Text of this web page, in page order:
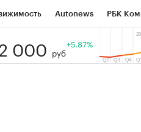
Autonews РБК
Тренды
000 руб
+5.87%